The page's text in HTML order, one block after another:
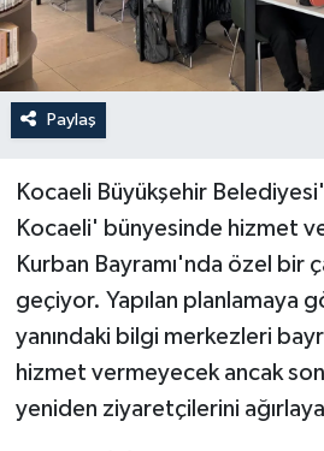
Paylaş
Kocaeli Büyükşehir
Kocaeli' bünyesinde hizmet
Kurban Bayramı'nda özel bir
geçiyor. Yapılan planlamaya
yanındaki bilgi merkezleri
hizmet vermeyecek ancak
yeniden ziyaretçilerini